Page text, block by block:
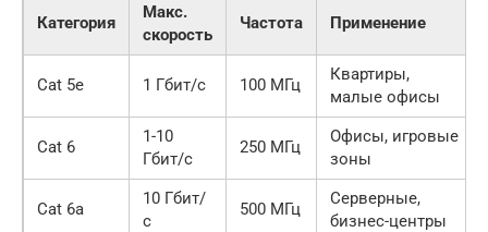
Категория
Макс.
скорость
Частота Применение
Cat 5e 1 Гбит/с 100 МГц
Квартиры,
малые офисы
Cat 6
1-10
Гбит/с
250 МГц
Офисы, игровые
зоны
Cat 6a
10 Гбит/
с
500 МГц
Серверные,
бизнес-центры